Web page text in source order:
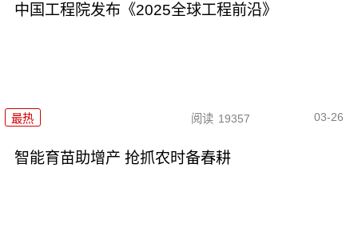
中国工程院发布《2025全球工程前沿》
最热 阅读 19357 03-26
智能育苗助增产 抢抓农时备春耕